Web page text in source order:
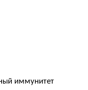
иммунитет